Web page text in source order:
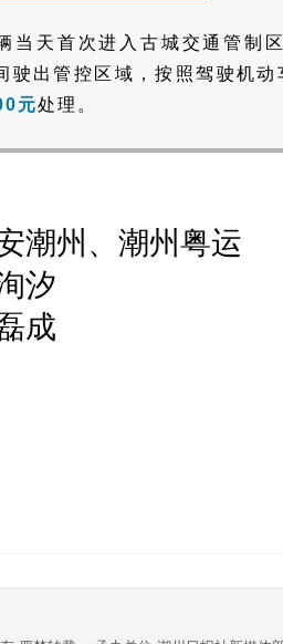
当天首次进入古城交通管制
驶出管控区域，按照驾驶机
元处理。
潮州、潮州粤运
汐
成